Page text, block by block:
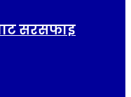
सरसफाइ